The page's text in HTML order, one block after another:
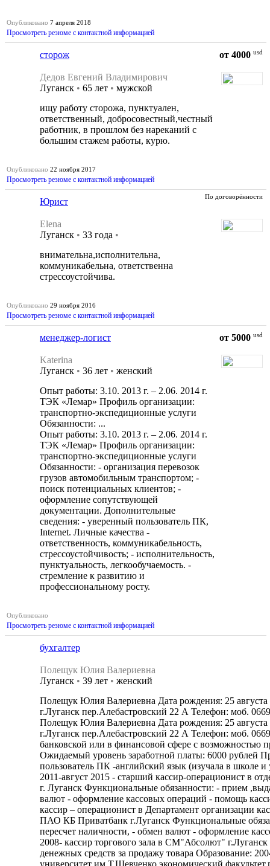
Опубликовано 7 апреля 2018
Просмотреть резюме с контактной информацией
сторож от 4000 usd
Дедов Евгений Владимирович
Луганск • 65 лет • мужской
ищу работу сторожа, пунктуален,
ответственный, добросовестный,честный
работник, в прошлом без нареканий с
большим стажем работы, курю.
Опубликовано 22 ноября 2017
Просмотреть резюме с контактной информацией
Юрист По договорённости
Elena
Луганск • 33 года •
внимательна,исполнительна,
коммуникабельна, ответственна
стрессоустойчива.
Опубликовано 29 ноября 2016
Просмотреть резюме с контактной информацией
менеджер-логист от 5000 usd
Katerina
Луганск • 36 лет • женский
Опыт работы: 3.10. 2013 г. – 2.06. 2014 г.
ТЭК «Лемар» Профиль организации:
транспортно-экспедиционные услуги
Обязанности: ...
Опыт работы: 3.10. 2013 г. – 2.06. 2014 г.
ТЭК «Лемар» Профиль организации:
транспортно-экспедиционные услуги
Обязанности: - организация перевозок
грузов автомобильным транспортом; -
поиск потенциальных клиентов; -
оформление сопутствующей
документации. Дополнительные
сведения: - уверенный пользователь ПК,
Internet. Личные качества -
ответственность, коммуникабельность,
стрессоустойчивость; - исполнительность,
пунктуальность, легкообучаемость. -
стремление к развитию и
профессиональному росту.
Опубликовано
Просмотреть резюме с контактной информацией
бухгалтер
Полещук Юлия Валериевна
Луганск • 39 лет • женский
Полещук Юлия Валериевна Дата рождения: 25
г.Луганск пер.Алебастровский 22 А Телефон: моб.
Полещук Юлия Валериевна Дата рождения: 25
г.Луганск пер.Алебастровский 22 А Телефон: моб.
банковской или в финансовой сфере с возможностью
Ожидаемый уровень заработной платы: 6000 рублей
пользователь ПК -английский язык (изучала в школе
2011-август 2015 - старший кассир-операционист в
г. Луганск Функциональные обязанности: - прием
валют - оформление кассовых операций - помощь
кассир – операционист в Департамент организации
ПАО КБ Приватбанк г.Луганск Функциональные
пересчет наличности, - обмен валют - оформление
2008- кассир торгового зала в СМ"Абсолют"
денежных средств за продажу товара Образование: